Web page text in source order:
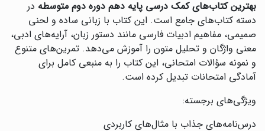
بهترین کتاب‌های کمک درسی پایه دهم دوره دوم متوسطه در
دسته کتاب‌های جامع است. این کتاب با زبانی ساده و لحنی
صمیمی، مفاهیم ادبیات فارسی مانند دستور زبان، آرایه‌های ادبی،
معنی واژگان و تحلیل متون را آموزش می‌دهد. تمرین‌های متنوع
و نمونه سؤالات امتحانی، این کتاب را به منبعی کامل برای
آمادگی امتحانات تبدیل کرده است.
ویژگی‌های برجسته:
درس‌نامه‌های جذاب با مثال‌های کاربردی